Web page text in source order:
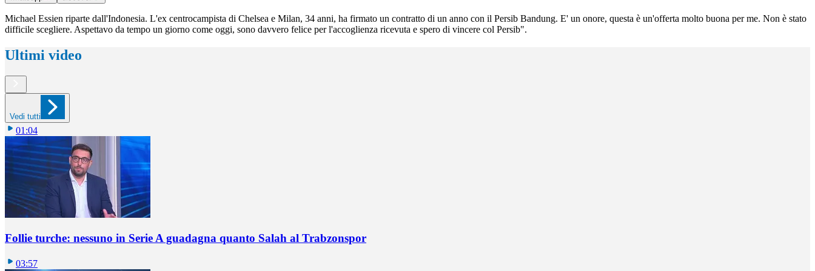
Michael Essien riparte dall'Indonesia. L'ex centrocampista di Chelsea e Milan, 34 anni, ha firmato un contratto di un anno con il Persib Bandung. E' un onore, questa è un'offerta molto buona per me. Non è stato
difficile scegliere. Aspettavo da tempo un giorno come oggi, sono davvero felice per l'accoglienza ricevuta e spero di vincere col Persib".
Ultimi video
Vedi tutti
01:04
Follie turche: nessuno in Serie A guadagna quanto Salah al Trabzonspor
03:57